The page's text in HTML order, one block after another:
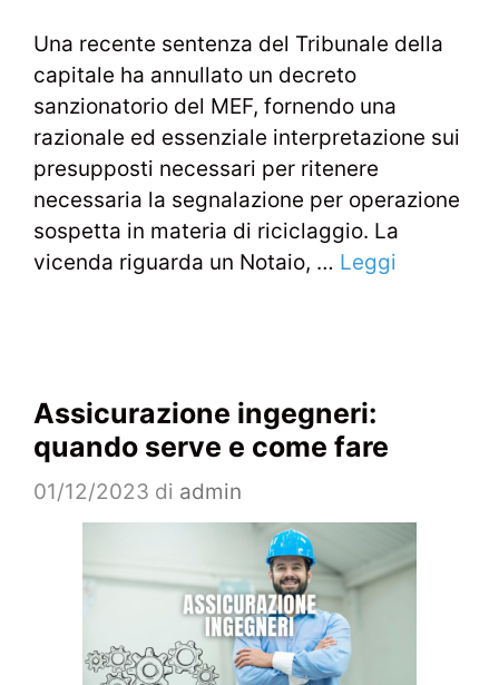
Una recente sentenza del Tribunale della
capitale ha annullato un decreto
sanzionatorio del MEF, fornendo una
razionale ed essenziale interpretazione sui
presupposti necessari per ritenere
necessaria la segnalazione per operazione
sospetta in materia di riciclaggio. La
vicenda riguarda un Notaio, … Leggi
Assicurazione ingegneri:
quando serve e come fare
01/12/2023 di admin